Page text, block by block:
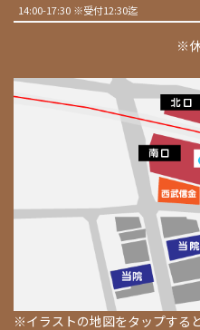
14:00-17:30 ※受付12:30迄
※
※イラストの地図をタップする